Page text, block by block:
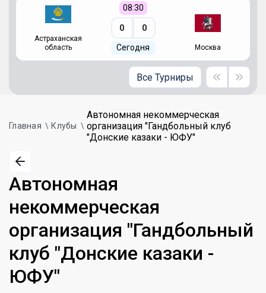
Астраханская
область
08:30
0 0
Сегодня Москва
Все Турниры
Главная Клубы
Автономная некоммерческая
организация "Гандбольный клуб
"Донские казаки - ЮФУ"
Автономная
некоммерческая
организация "Гандбольный
клуб "Донские казаки -
ЮФУ"